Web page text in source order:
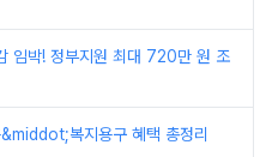
임박! 정부지원 최대 720만 원 조
복지용구 혜택 총정리